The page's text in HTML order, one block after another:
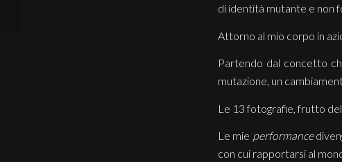
di identità mutante e non
Attorno al mio corpo in
Partendo dal concetto
mutazione, un
Le 13 fotografie, frutto
Le mie performance
con cui rapportarsi al